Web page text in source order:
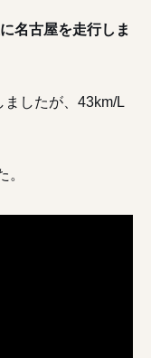
名古屋を走行しま
したが、43km/L